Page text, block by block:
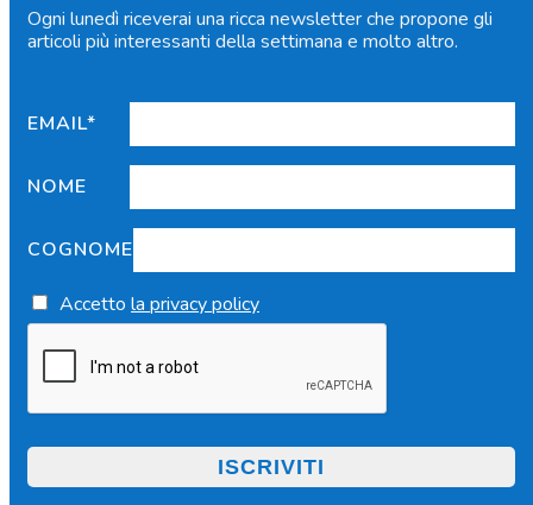
Ogni lunedì riceverai una ricca newsletter che propone gli
articoli più interessanti della settimana e molto altro.
EMAIL*
NOME
COGNOME
Accetto la privacy policy